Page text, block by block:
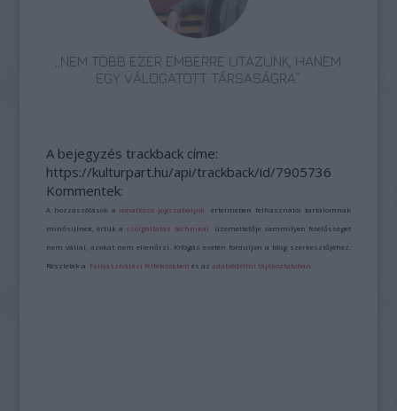
„NEM TÖBB EZER EMBERRE UTAZUNK, HANEM
EGY VÁLOGATOTT TÁRSASÁGRA”
A bejegyzés trackback címe:
https://kulturpart.hu/api/trackback/id/7905736
Kommentek:
A hozzászólások avonatkozó jogszabályok értelmében felhasználói tartalomnak
minősülnek, értük a szolgáltatás technikai üzemeltetője semmilyen felelősséget
nem vállal, azokat nem ellenőrzi. Kifogás esetén forduljon a blog szerkesztőjéhez.
Részletek a Felhasználási feltételekben és azadatvédelmi tájékoztatóban